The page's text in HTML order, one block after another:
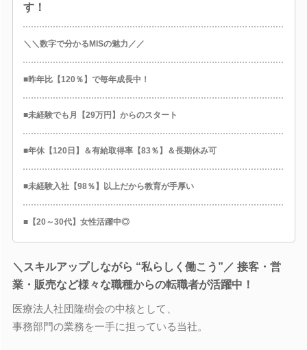
す！
＼＼数字で分かるMISの魅力／／
■昨年比【120％】で毎年成長中！
■未経験でも月【29万円】からのスタート
■年休【120日】＆有給取得率【83％】＆長期休み可
■未経験入社【98％】以上だから教育が手厚い
■【20～30代】女性活躍中◎
＼スキルアップしながら “私らしく働こう”／ 接客・営
業・販売など様々な職種からの転職者が活躍中！
医療法人社団隆樹会の中核として、
事務部門の業務を一手に担っている当社。